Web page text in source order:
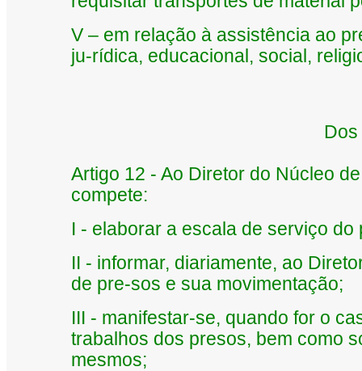
V – em relação à assistência ao
ju-rídica, educacional, social,
Artigo 12 - Ao Diretor do Núcleo
compete:
I - elaborar a escala de serviço
II - informar, diariamente, ao
de pre-sos e sua movimentação;
III - manifestar-se, quando for o
trabalhos dos presos, bem como
mesmos;